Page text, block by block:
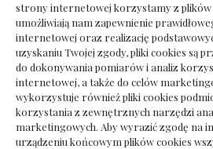
strony internetowej korzystamy z plików
umożliwiają nam zapewnienie
internetowej oraz realizację
uzyskaniu Twojej zgody, pliki cookies są
do dokonywania pomiarów i analiz
internetowej, a także do celów
wykorzystuje również pliki cookies
korzystania z zewnętrznych narzędzi
marketingowych. Aby wyrazić zgodę na
urządzeniu końcowym plików cookies
Deska podłogowa do
pośpiechu